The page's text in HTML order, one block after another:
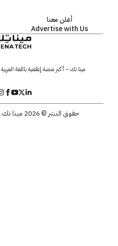
أعلن معنا
Advertise with Us
مينا تك – أكبر منصة إعلامية باللغة
حقوق النشر © 2026 مينا تك. جميع الحقوق محفوظة.